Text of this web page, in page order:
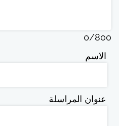
0/800
الاسم
عنوان المراسلة